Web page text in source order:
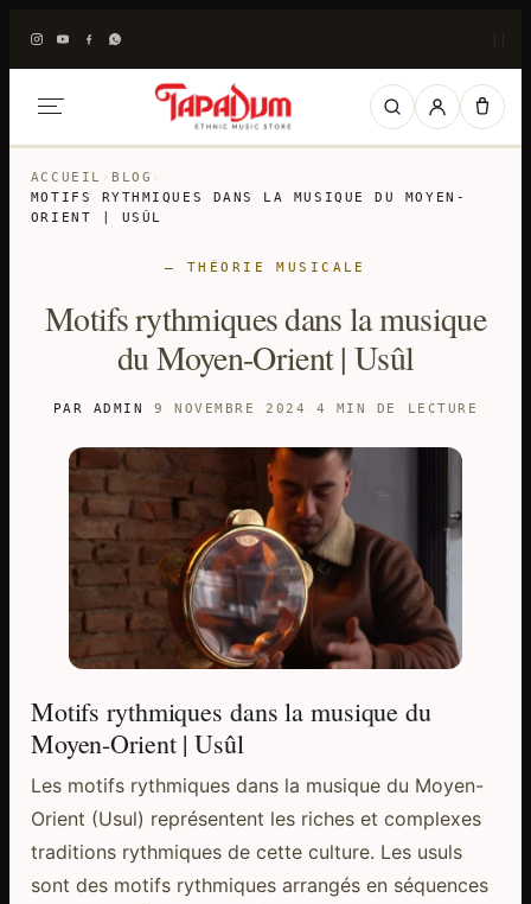
ACCUEIL › BLOG ›
MOTIFS RYTHMIQUES DANS LA MUSIQUE DU MOYEN-
ORIENT | USÛL
— THÉORIE MUSICALE
Motifs rythmiques dans la musique
du Moyen-Orient | Usûl
PAR ADMIN ·9 NOVEMBRE 2024 · 4 MIN DE LECTURE
Motifs rythmiques dans la musique du
Moyen-Orient | Usûl
Les motifs rythmiques dans la musique du Moyen-
Orient (Usul) représentent les riches et complexes
traditions rythmiques de cette culture. Les usuls
sont des motifs rythmiques arrangés en séquences